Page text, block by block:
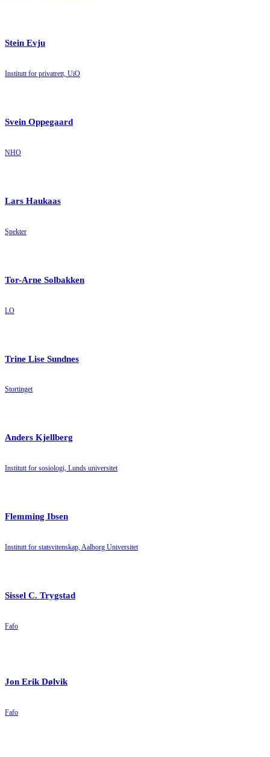
Stein Evju
Institutt for privatrett, UiO
Svein Oppegaard
NHO
Lars Haukaas
Spekter
Tor-Arne Solbakken
LO
Trine Lise Sundnes
Stortinget
Anders Kjellberg
Institutt for sosiologi, Lunds universitet
Flemming Ibsen
Institutt for statsvitenskap, Aalborg Universitet
Sissel C. Trygstad
Fafo
Jon Erik Dølvik
Fafo